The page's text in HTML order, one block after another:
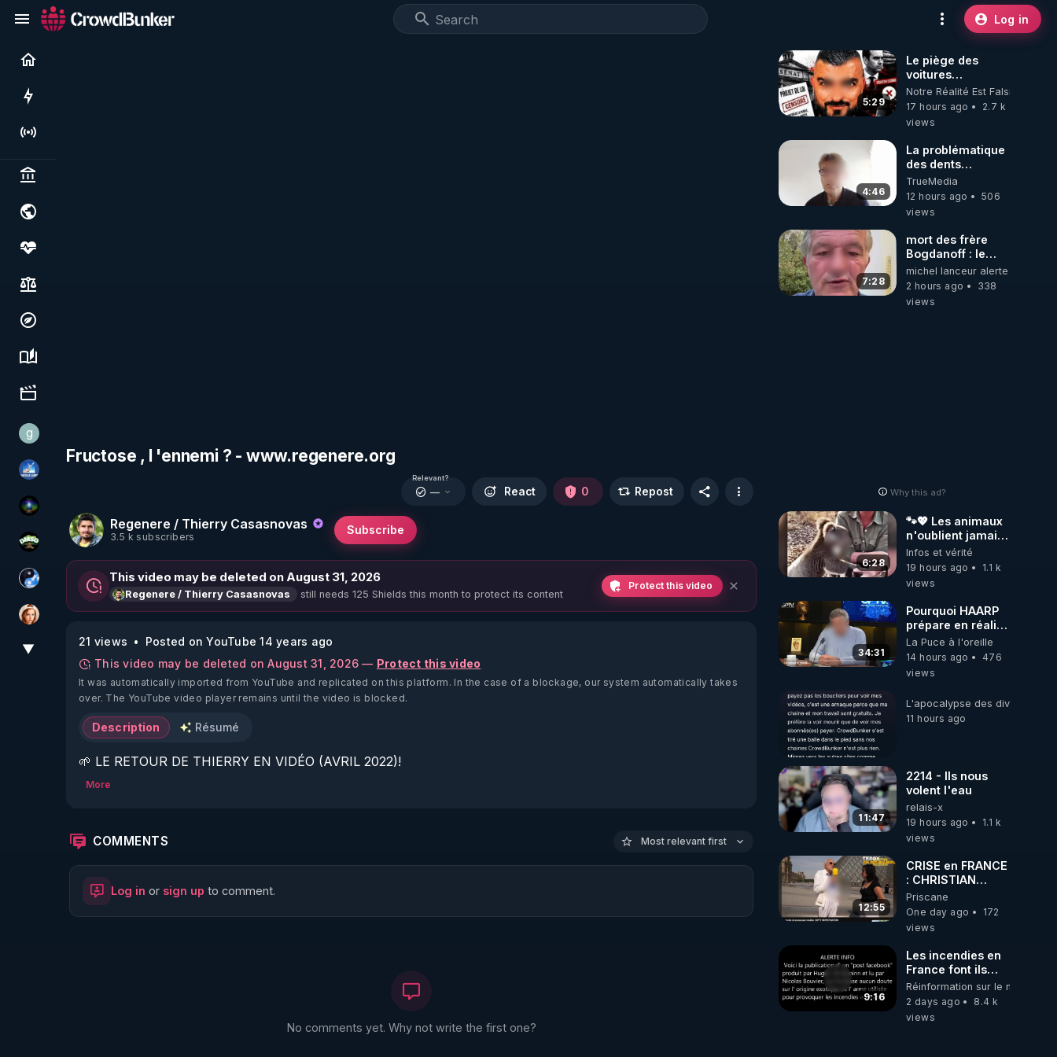
Log in
Politics & institutions
Society, justice & freedoms
Economy, environment & technology
Science, history & spirituality
Culture, media & entertainment
ggilo59
PAROLE LIBRE
WakeUp
DMSO pour TOUS
Chercheur de vérité
Ambr3
▼
Fructose , l 'ennemi ? - www.regenere.org
Regenere / Thierry Casasnovas
3.5 k subscribers
Subscribe
Relevant?
— React 0 Repost
This video may be deleted on August 31, 2026
Regenere / Thierry Casasnovas still needs 125 Shields this month to protect its content
Protect this video
21 views
Posted on YouTube 14 years ago
This video may be deleted on August 31, 2026 — Protect this video
It was automatically imported from YouTube and replicated on this platform. In the case of a blockage, our system automatically takes
over. The YouTube video player remains until the video is blocked.
Description Résumé
🌱 LE RETOUR DE THIERRY EN VIDÉO (AVRIL 2022)!
🌱 LE MAGAZINE RÉGÉNÈRE
http://rgnr.li/ymag
More
COMMENTS Most relevant first
Log in or sign up to comment.
No comments yet. Why not write the first one?
5:29
Le piège des
voitures
électriques se
referme sur les
usagers !
Notre Réalité Est Falsifiée Et
17 hours ago
2.7 k
views
4:46
La problématique
des dents
dévitalisées et
des implants
TrueMedia
12 hours ago
506
views
7:28
mort des frère
Bogdanoff : le
mensonge d état
michel lanceur alerte
2 hours ago
338
views
Why this ad?
6:28
🐾💖 Les animaux
n'oublient jamais
ceux qu'ils
aiment… 🥹❤️
Infos et vérité
19 hours ago
1.1 k
views
34:31
Pourquoi HAARP
prépare en réalité
un CHAOS
climatique, on
répond
La Puce à l'oreille
14 hours ago
476
views
L'apocalypse des divulgations
11 hours ago
11:47
2214 - Ils nous
volent l'eau
relais-x
19 hours ago
1.1 k
views
12:55
CRISE en FRANCE
: CHRISTIAN
COTTEN FAIT une
étrange
découverte
Priscane
One day ago
172
views
9:16
Les incendies en
France font ils
partie d' un plan
qui aurait débuté
le 11 septembre
Réinformation sur le monde
2 days ago
8.4 k
views